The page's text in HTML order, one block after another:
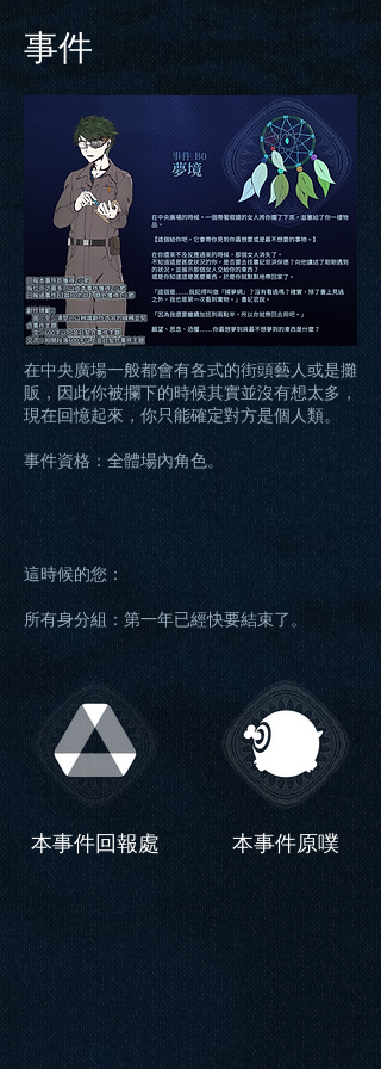
​事件
在中央廣場一般都會有各式的街頭藝人或是攤
販，因此你被攔下的時候其實並沒有想太多，
現在回憶起來，你只能確定對方是個人類。
事件資格：全體場內角色。
這時候的您：
所有身分組：第一年已經快要結束了。
本事件回報處 本事件原噗